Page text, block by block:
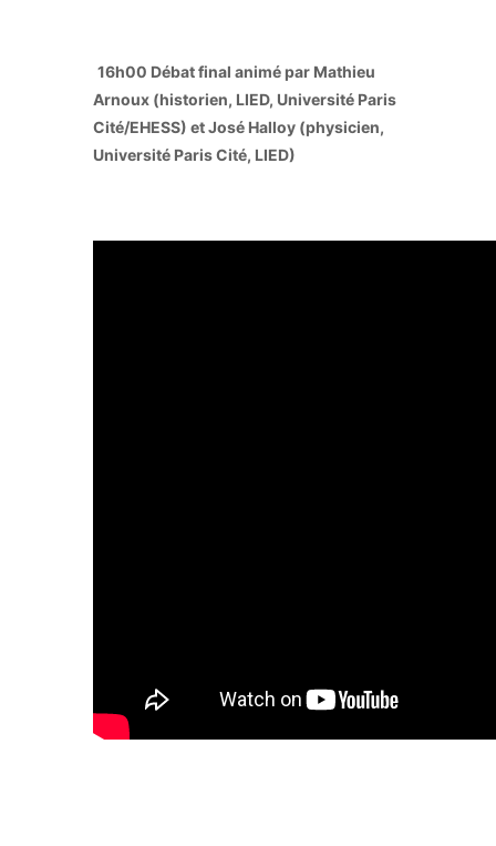
16h00 Débat final animé par Mathieu
Arnoux (historien, LIED, Université Paris
Cité/EHESS) et José Halloy (physicien,
Université Paris Cité, LIED)